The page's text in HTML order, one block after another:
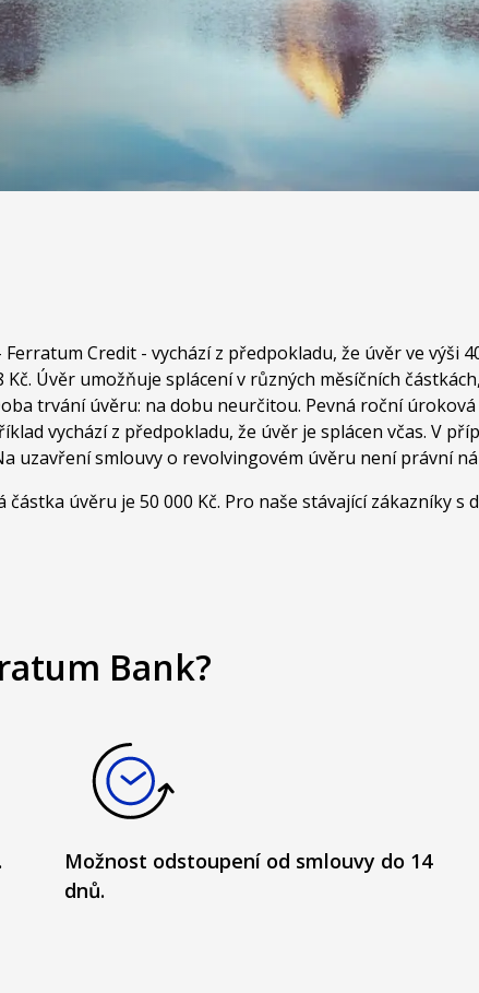
s prodloužením
Credit - vychází z předpokladu, že úvěr ve výši
Kč. Úvěr umožňuje splácení v různých měsíčních
trvání úvěru: na dobu neurčitou. Pevná roční úroková
vychází z předpokladu, že úvěr je splácen včas. V
uzavření smlouvy o revolvingovém úvěru není právní
částka úvěru je 50 000 Kč. Pro naše stávající zákazníky
Bank?
Možnost odstoupení od smlouvy do 14
dnů.